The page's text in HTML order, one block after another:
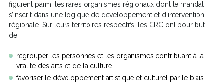
figurent parmi les rares organismes régionaux dont le mandat
s’inscrit dans une logique de développement et d’intervention
régionale. Sur leurs territoires respectifs, les CRC ont pour but
de :
regrouper les personnes et les organismes contribuant à la
vitalité des arts et de la culture ;
favoriser le développement artistique et culturel par le biais